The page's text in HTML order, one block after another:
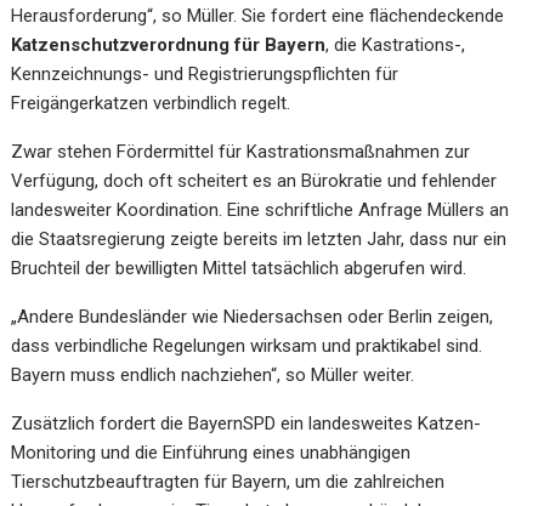
Herausforderung“, so Müller. Sie fordert eine flächendeckende
Katzenschutzverordnung für Bayern, die Kastrations-,
Kennzeichnungs- und Registrierungspflichten für
Freigängerkatzen verbindlich regelt.
Zwar stehen Fördermittel für Kastrationsmaßnahmen zur
Verfügung, doch oft scheitert es an Bürokratie und fehlender
landesweiter Koordination. Eine schriftliche Anfrage Müllers an
die Staatsregierung zeigte bereits im letzten Jahr, dass nur ein
Bruchteil der bewilligten Mittel tatsächlich abgerufen wird.
„Andere Bundesländer wie Niedersachsen oder Berlin zeigen,
dass verbindliche Regelungen wirksam und praktikabel sind.
Bayern muss endlich nachziehen“, so Müller weiter.
Zusätzlich fordert die BayernSPD ein landesweites Katzen-
Monitoring und die Einführung eines unabhängigen
Tierschutzbeauftragten für Bayern, um die zahlreichen